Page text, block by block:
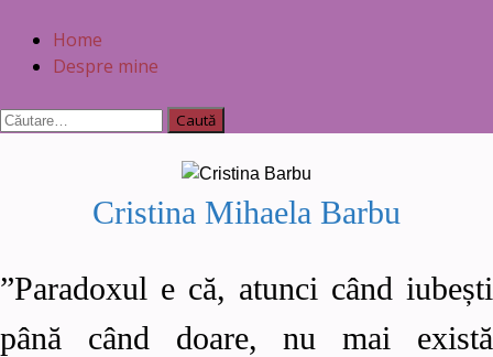
Home
Despre mine
Cristina Mihaela Barbu
”Paradoxul e că, atunci când iubești
până când doare, nu mai există